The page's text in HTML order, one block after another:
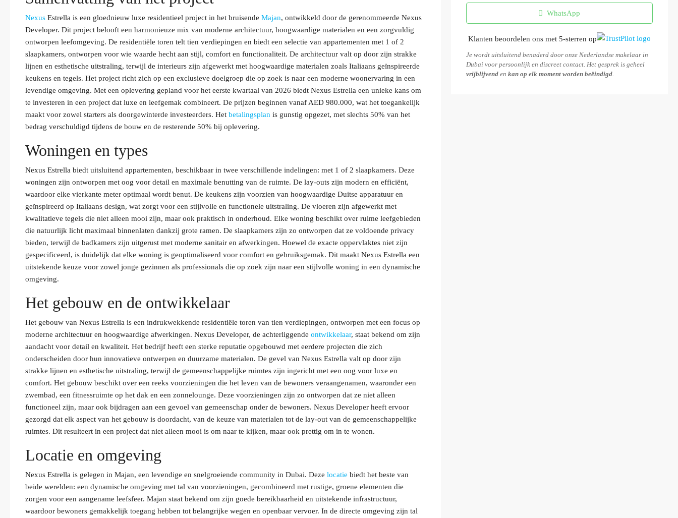
Nexus Estrella is een gloednieuw luxe residentieel project in het bruisende Majan, ontwikkeld door de gerenommeerde Nexus
Developer. Dit project belooft een harmonieuze mix van moderne architectuur, hoogwaardige materialen en een zorgvuldig
ontworpen leefomgeving. De residentiële toren telt tien verdiepingen en biedt een selectie van appartementen met 1 of 2
slaapkamers, ontworpen voor wie waarde hecht aan stijl, comfort en functionaliteit. De architectuur valt op door zijn strakke
lijnen en esthetische uitstraling, terwijl de interieurs zijn afgewerkt met hoogwaardige materialen zoals Italiaans geïnspireerde
keukens en tegels. Het project richt zich op een exclusieve doelgroep die op zoek is naar een moderne woonervaring in een
levendige omgeving. Met een oplevering gepland voor het eerste kwartaal van 2026 biedt Nexus Estrella een unieke kans om
te investeren in een project dat luxe en leefgemak combineert. De prijzen beginnen vanaf AED 980.000, wat het toegankelijk
maakt voor zowel starters als doorgewinterde investeerders. Het betalingsplan is gunstig opgezet, met slechts 50% van het
bedrag verschuldigd tijdens de bouw en de resterende 50% bij oplevering.
Woningen en types
Nexus Estrella biedt uitsluitend appartementen, beschikbaar in twee verschillende indelingen: met 1 of 2 slaapkamers. Deze
woningen zijn ontworpen met oog voor detail en maximale benutting van de ruimte. De lay-outs zijn modern en efficiënt,
waardoor elke vierkante meter optimaal wordt benut. De keukens zijn voorzien van hoogwaardige Duitse apparatuur en
geïnspireerd op Italiaans design, wat zorgt voor een stijlvolle en functionele uitstraling. De vloeren zijn afgewerkt met
kwalitatieve tegels die niet alleen mooi zijn, maar ook praktisch in onderhoud. Elke woning beschikt over ruime leefgebieden
die natuurlijk licht maximaal binnenlaten dankzij grote ramen. De slaapkamers zijn zo ontworpen dat ze voldoende privacy
bieden, terwijl de badkamers zijn uitgerust met moderne sanitair en afwerkingen. Hoewel de exacte oppervlaktes niet zijn
gespecificeerd, is duidelijk dat elke woning is geoptimaliseerd voor comfort en gebruiksgemak. Dit maakt Nexus Estrella een
uitstekende keuze voor zowel jonge gezinnen als professionals die op zoek zijn naar een stijlvolle woning in een dynamische
omgeving.
Het gebouw en de ontwikkelaar
Het gebouw van Nexus Estrella is een indrukwekkende residentiële toren van tien verdiepingen, ontworpen met een focus op
moderne architectuur en hoogwaardige afwerkingen. Nexus Developer, de achterliggende ontwikkelaar, staat bekend om zijn
aandacht voor detail en kwaliteit. Het bedrijf heeft een sterke reputatie opgebouwd met eerdere projecten die zich
onderscheiden door hun innovatieve ontwerpen en duurzame materialen. De gevel van Nexus Estrella valt op door zijn
strakke lijnen en esthetische uitstraling, terwijl de gemeenschappelijke ruimtes zijn ingericht met een oog voor luxe en
comfort. Het gebouw beschikt over een reeks voorzieningen die het leven van de bewoners veraangenamen, waaronder een
zwembad, een fitnessruimte op het dak en een zonnelounge. Deze voorzieningen zijn zo ontworpen dat ze niet alleen
functioneel zijn, maar ook bijdragen aan een gevoel van gemeenschap onder de bewoners. Nexus Developer heeft ervoor
gezorgd dat elk aspect van het gebouw is doordacht, van de keuze van materialen tot de lay-out van de gemeenschappelijke
ruimtes. Dit resulteert in een project dat niet alleen mooi is om naar te kijken, maar ook prettig om in te wonen.
Locatie en omgeving
Nexus Estrella is gelegen in Majan, een levendige en snelgroeiende community in Dubai. Deze locatie biedt het beste van
beide werelden: een dynamische omgeving met tal van voorzieningen, gecombineerd met rustige, groene elementen die
zorgen voor een aangename leefsfeer. Majan staat bekend om zijn goede bereikbaarheid en uitstekende infrastructuur,
waardoor bewoners gemakkelijk toegang hebben tot belangrijke wegen en openbaar vervoer. In de directe omgeving zijn tal
WhatsApp
Klanten beoordelen ons met 5-sterren op
Je wordt uitsluitend benaderd door onze Nederlandse makelaar in
Dubai voor persoonlijk en discreet contact. Het gesprek is geheel
vrijblijvenden kan op elk moment worden beëindigd.